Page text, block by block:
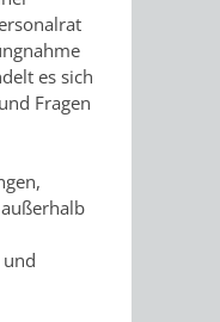
es sich
Fragen